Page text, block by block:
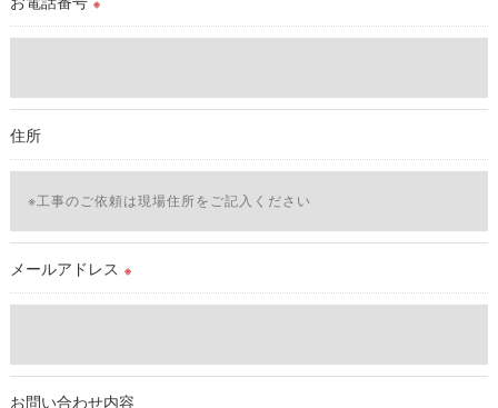
をご提供できない場合がございますので予めご了承ください。
＜個人情報の開示･訂正・削除･利用停止の手続について＞
続を定めさせて頂いております。
ご本人である事を確認のうえ、対応させて頂きます。
個人情報の開示･訂正･削除・利用停止の具体的手続きにつきま
しては、お電話でお問合せ下さい。v
住所
メールアドレス ※
お問い合わせ内容